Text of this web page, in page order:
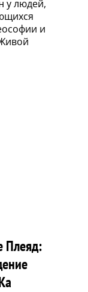
у людей,
и
Плеяд: